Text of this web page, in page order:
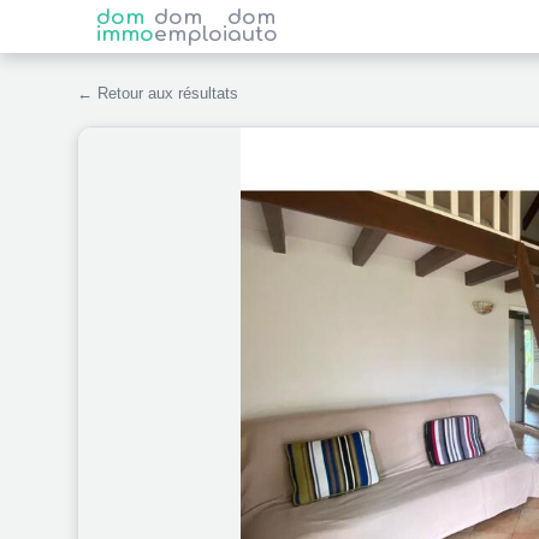
dom
immo
dom
emploi
dom
auto
← Retour aux résultats